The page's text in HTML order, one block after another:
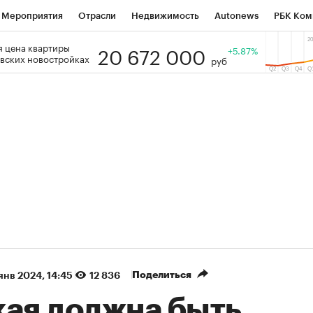
Мероприятия Отрасли Недвижимость Autonews РБК
РБК Образование Тренды
цена квартиры
новостройках
20 672 000 руб
+5.87%
2024, 14:45 12 836 Поделиться